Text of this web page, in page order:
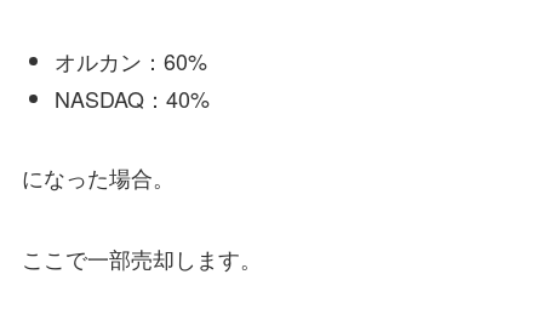
オルカン：60%
NASDAQ：40%
になった場合。
ここで一部売却します。